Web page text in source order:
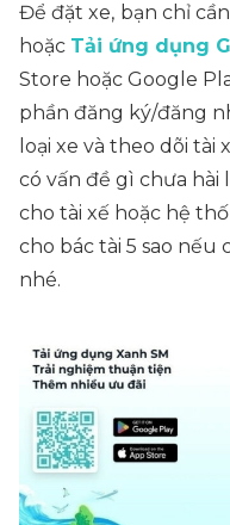
Để đặt xe, bạn chỉ
hoặc Tải ứng dụng
Store hoặc Google
phần đăng ký/đăng
loại xe và theo dõi
có vấn đề gì chưa
cho tài xế hoặc hệ
cho bác tài 5 sao
nhé.